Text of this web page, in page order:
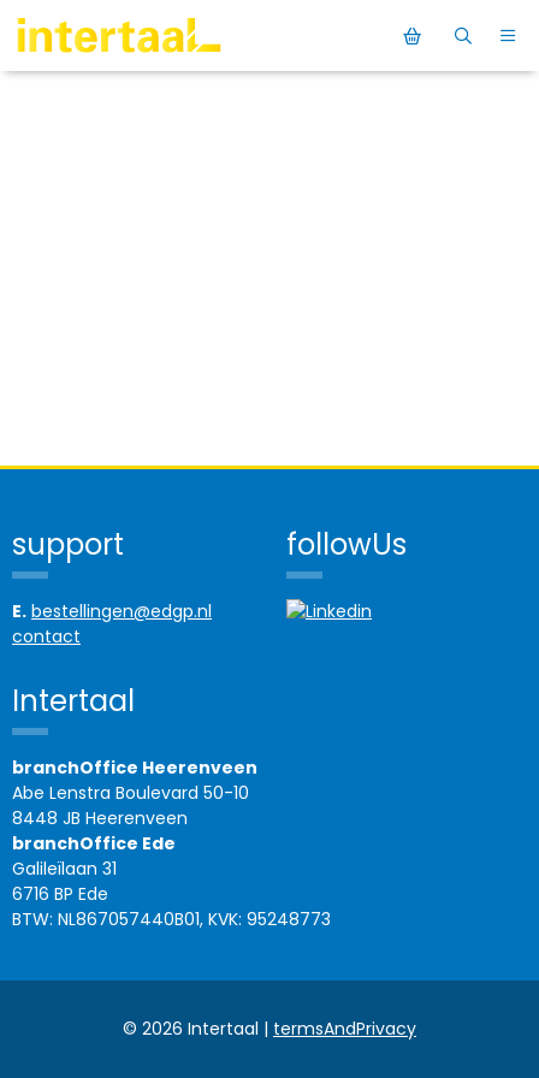
support
E. bestellingen@edgp.nl
contact
followUs
Intertaal
branchOffice Heerenveen
Abe Lenstra Boulevard 50-10
8448 JB Heerenveen
branchOffice Ede
Galileïlaan 31
6716 BP Ede
BTW: NL867057440B01, KVK: 95248773
© 2026 Intertaal | termsAndPrivacy